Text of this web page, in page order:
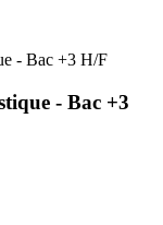
- Bac +3 H/F
- Bac +3